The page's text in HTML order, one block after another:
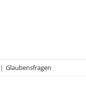
| Glaubensfragen